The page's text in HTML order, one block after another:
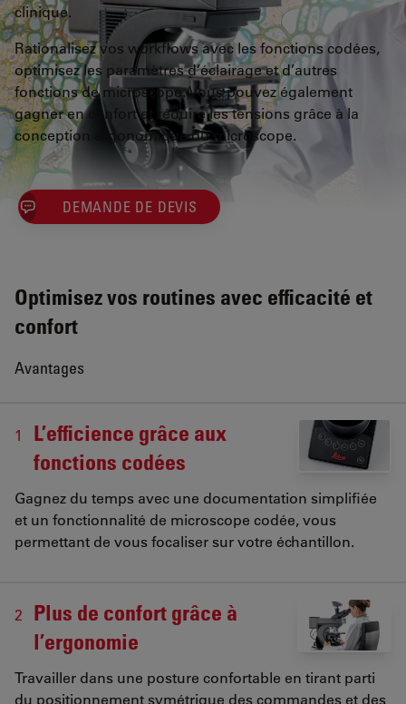
clinique.
Rationalisez vos workflows avec les fonctions codées,
optimisez les paramètres d’éclairage et d’autres
fonctions de microscope. Vous pouvez également
gagner en confort et réduire les tensions grâce à la
conception ergonomique du microscope.
DEMANDE DE DEVIS
Optimisez vos routines avec efficacité et
confort
Avantages
1
L’efficience grâce aux
fonctions codées
Gagnez du temps avec une documentation simplifiée
et un fonctionnalité de microscope codée, vous
permettant de vous focaliser sur votre échantillon.
2
Plus de confort grâce à
l’ergonomie
Travailler dans une posture confortable en tirant parti
du positionnement symétrique des commandes et des